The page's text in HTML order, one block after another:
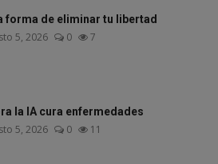
forma de eliminar tu libertad
5, 2026 0 7
la IA cura enfermedades
5, 2026 0 11